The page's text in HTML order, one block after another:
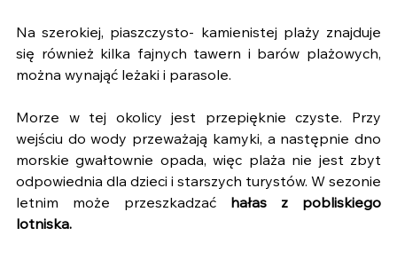
Na szerokiej, piaszczysto- kamienistej plaży znajduje
się również kilka fajnych tawern i barów plażowych,
można wynająć leżaki i parasole.
Morze w tej okolicy jest przepięknie czyste. Przy
wejściu do wody przeważają kamyki, a następnie dno
morskie gwałtownie opada, więc plaża nie jest zbyt
odpowiednia dla dzieci i starszych turystów. W sezonie
letnim może przeszkadzać
hałas z pobliskiego
lotniska.